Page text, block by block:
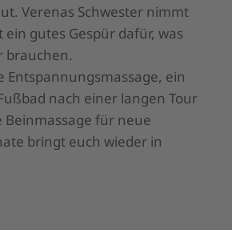
Verenas Schwester nimmt
ein gutes Gespür dafür, was
brauchen.
Entspannungsmassage, ein
nach einer langen Tour
Beinmassage für neue
bringt euch wieder in